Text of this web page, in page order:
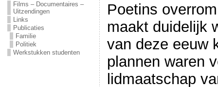
Films – Documentaires –
Uitzendingen
Links
Publicaties
Familie
Politiek
Werkstukken studenten
Poetins
maakt duidelijk
van deze eeuw
plannen waren
lidmaatschap